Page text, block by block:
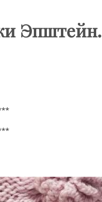
Эпштейн.